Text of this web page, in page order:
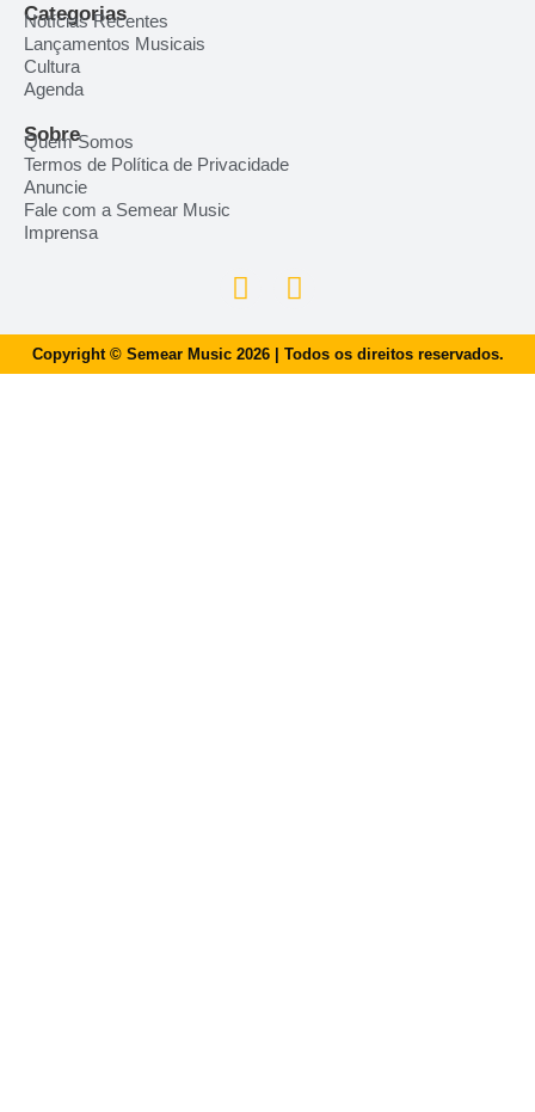
Categorias
Notícias Recentes
Lançamentos Musicais
Cultura
Agenda
Sobre
Quem Somos
Termos de Política de Privacidade
Anuncie
Fale com a Semear Music
Imprensa
Copyright © Semear Music 2026 | Todos os direitos reservados.